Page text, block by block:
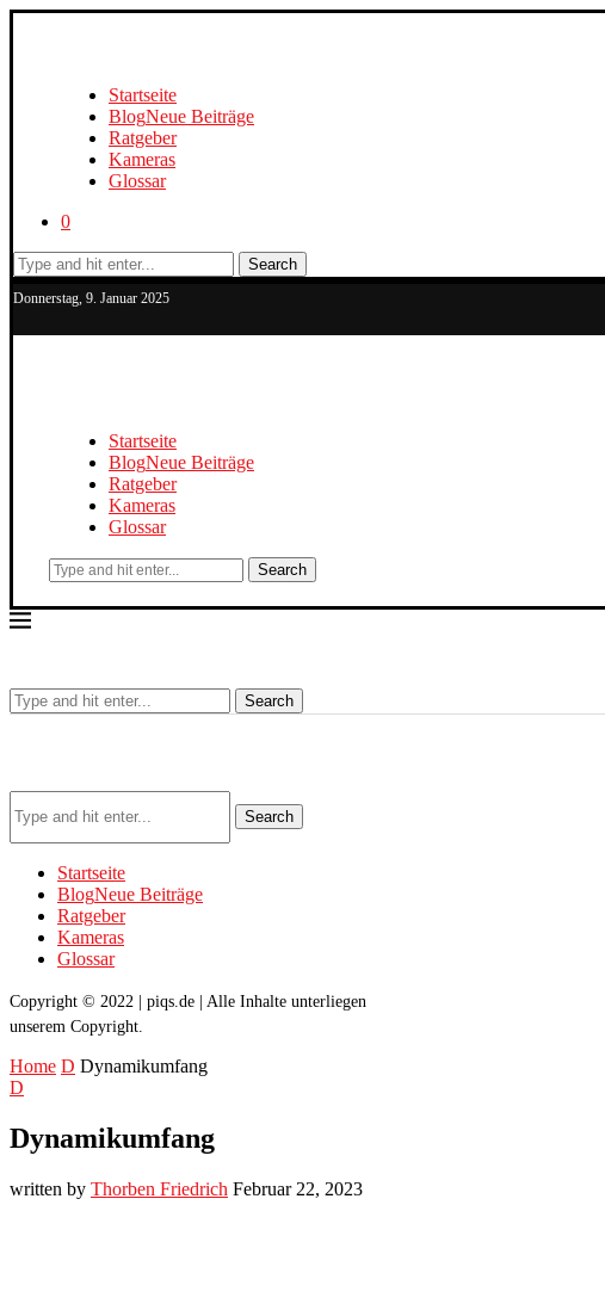
Startseite
BlogNeue Beiträge
Ratgeber
Kameras
Glossar
0
Search
Donnerstag, 9. Januar 2025
Startseite
BlogNeue Beiträge
Ratgeber
Kameras
Glossar
Search
Search
Search
Startseite
BlogNeue Beiträge
Ratgeber
Kameras
Glossar
Copyright © 2022 | piqs.de | Alle Inhalte unterliegen
unserem Copyright.
Home D Dynamikumfang
D
Dynamikumfang
written by Thorben Friedrich Februar 22, 2023